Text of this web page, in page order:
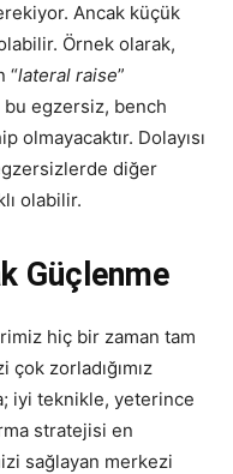
Ancak küçük
Örnek olarak,
“lateral raise”
egzersiz, bench
olmayacaktır. Dolayısı
diğer
olabilir.
Güçlenme
hiç bir zaman tam
zorladığımız
iyi teknikle, yeterince
stratejisi en
sağlayan merkezi